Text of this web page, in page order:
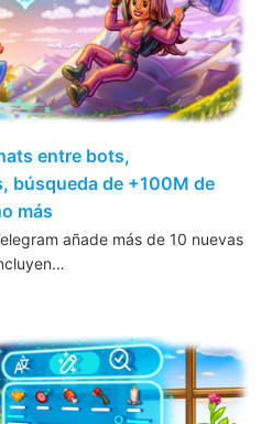
entre bots,
búsqueda de +100M de
más
añade más de 10 nuevas